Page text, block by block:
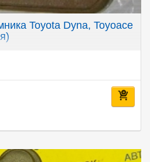
Toyota Dyna, Toyoace